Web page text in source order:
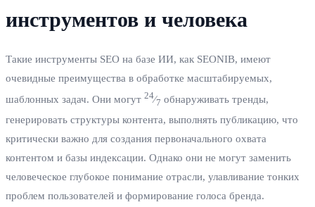
инструментов и человека
Такие инструменты SEO на базе ИИ, как SEONIB, имеют
очевидные преимущества в обработке масштабируемых,
шаблонных задач. Они могут 24⁄7 обнаруживать тренды,
генерировать структуры контента, выполнять публикацию, что
критически важно для создания первоначального охвата
контентом и базы индексации. Однако они не могут заменить
человеческое глубокое понимание отрасли, улавливание тонких
проблем пользователей и формирование голоса бренда.